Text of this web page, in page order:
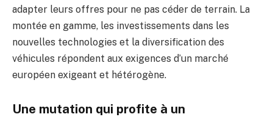
adapter leurs offres pour ne pas céder de terrain. La
montée en gamme, les investissements dans les
nouvelles technologies et la diversification des
véhicules répondent aux exigences d’un marché
européen exigeant et hétérogène.
Une mutation qui profite à un